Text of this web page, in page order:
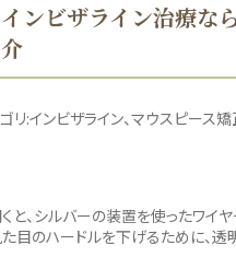
ンビザライン治療な
リ:インビザライン マウスピース
と、シルバーの装置を使ったワ
目のハードルを下げるために、透